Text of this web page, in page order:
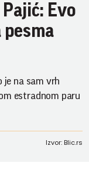
Evo
pesma
je na sam vrh
estradnom paru
Izvor: Blic.rs